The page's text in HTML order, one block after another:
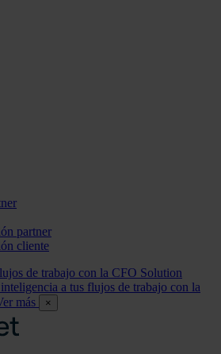
partner
cliente
de trabajo con la CFO Solution
a tus flujos de trabajo con la
más
×